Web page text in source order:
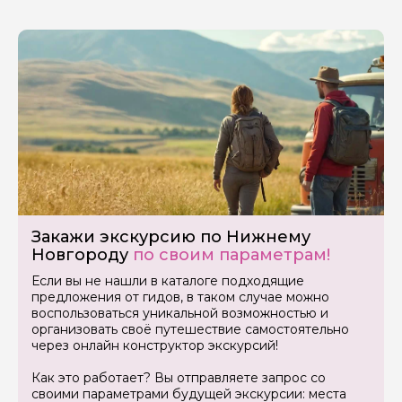
Закажи экскурсию по Нижнему
Новгороду по своим параметрам!
Если вы не нашли в каталоге подходящие
предложения от гидов, в таком случае можно
воспользоваться уникальной возможностью и
организовать своё путешествие самостоятельно
через онлайн конструктор экскурсий!
Как это работает? Вы отправляете запрос со
своими параметрами будущей экскурсии: места
Я даю своё согласие на обработку персональных
Отправить